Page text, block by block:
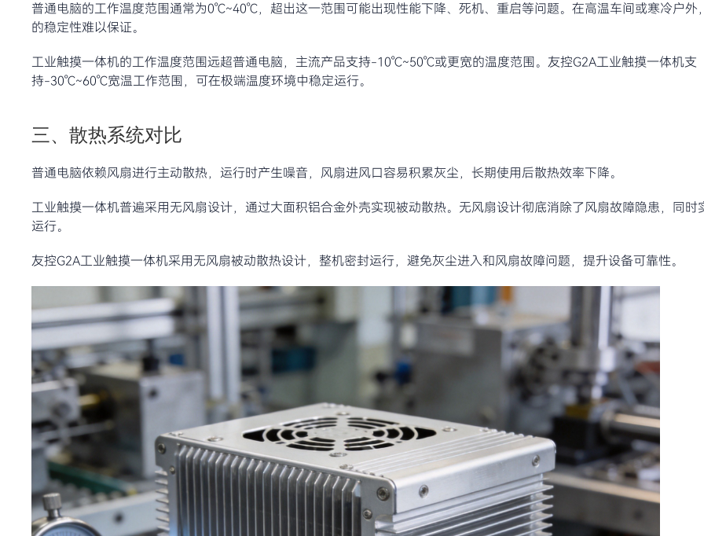
普通电脑的工作温度范围通常为0℃~40℃，超出这一范围可能出现性能下降、死机、重启等问题。在高温车间或寒冷户外
的稳定性难以保证。
工业触摸一体机的工作温度范围远超普通电脑，主流产品支持-10℃~50℃或更宽的温度范围。友控G2A工业触摸一体机支
持-30℃~60℃宽温工作范围，可在极端温度环境中稳定运行。
三、散热系统对比
普通电脑依赖风扇进行主动散热，运行时产生噪音，风扇进风口容易积累灰尘，长期使用后散热效率下降。
工业触摸一体机普遍采用无风扇设计，通过大面积铝合金外壳实现被动散热。无风扇设计彻底消除了风扇故障隐患，同时
运行。
友控G2A工业触摸一体机采用无风扇被动散热设计，整机密封运行，避免灰尘进入和风扇故障问题，提升设备可靠性。